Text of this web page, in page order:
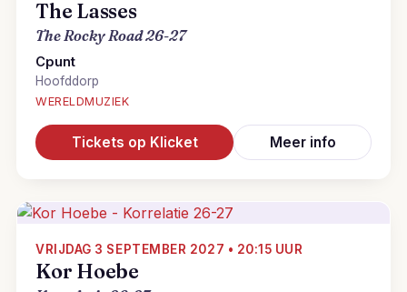
The Lasses
The Rocky Road 26-27
Cpunt
Hoofddorp
WERELDMUZIEK
Tickets op Klicket Meer info
VRIJDAG 3 SEPTEMBER 2027 • 20:15 UUR
Kor Hoebe